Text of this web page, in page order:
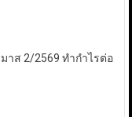
าส 2/2569 ทำกำไรต่อ